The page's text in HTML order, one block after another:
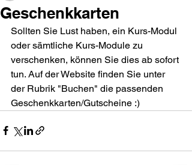
Geschenkkarten
Sollten Sie Lust haben, ein Kurs-Modul
oder sämtliche Kurs-Module zu
verschenken, können Sie dies ab sofort
tun. Auf der Website finden Sie unter
der Rubrik "Buchen" die passenden
Geschenkkarten/Gutscheine :)